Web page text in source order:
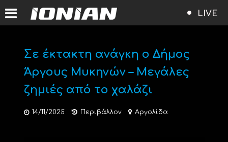
LIVE
Σε έκτακτη ανάγκη ο Δήμος
Άργους Μυκηνών – Μεγάλες
ζημιές από το χαλάζι
14/11/2025 Περιβάλλον Αργολίδα